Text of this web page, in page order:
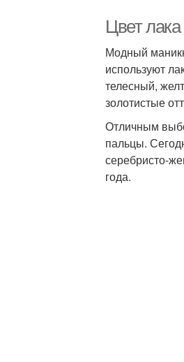
Цвет
Модный
используют
телесный,
золотистые
Отличным
пальцы.
серебристо-
года.